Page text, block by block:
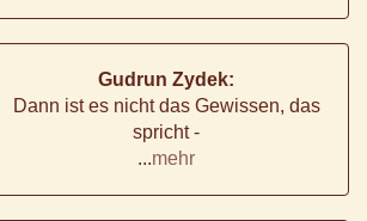
Gudrun Zydek:
Dann ist es nicht das Gewissen, das
spricht -
...mehr